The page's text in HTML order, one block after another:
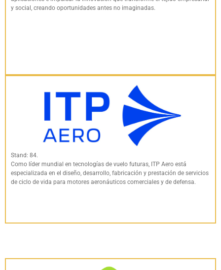
y social, creando oportunidades antes no imaginadas.
Stand: 84.
Como líder mundial en tecnologías de vuelo futuras, ITP Aero está
especializada en el diseño, desarrollo, fabricación y prestación de servicios
de ciclo de vida para motores aeronáuticos comerciales y de defensa.